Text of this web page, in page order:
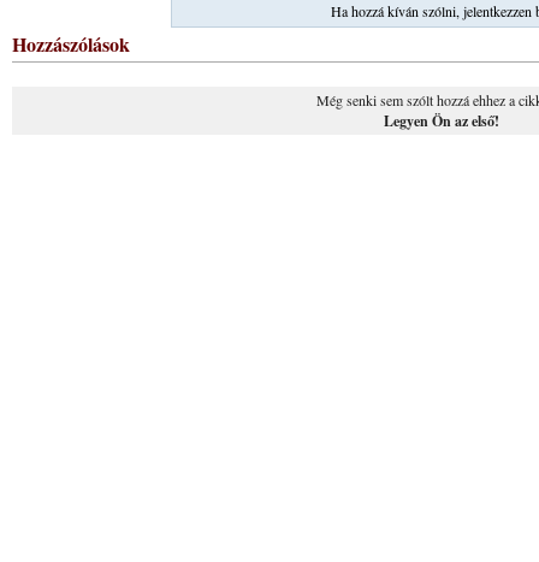
Ha hozzá kíván szólni, jelentkezzen
Hozzászólások
Még senki sem szólt hozzá ehhez a
Legyen Ön az első!